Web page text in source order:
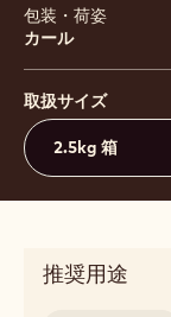
包装・荷姿
カール
取扱サイズ
2.5kg 箱
推奨用途